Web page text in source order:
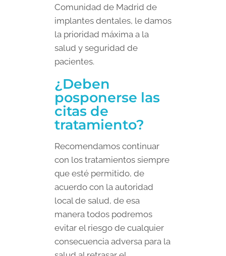
Comunidad de Madrid de
implantes dentales, le damos
la prioridad máxima a la
salud y seguridad de
pacientes.
¿Deben
posponerse las
citas de
tratamiento?
Recomendamos continuar
con los tratamientos siempre
que esté permitido, de
acuerdo con la autoridad
local de salud, de esa
manera todos podremos
evitar el riesgo de cualquier
consecuencia adversa para la